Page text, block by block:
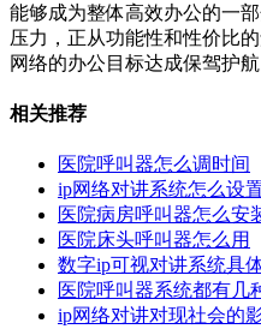
能够成为整体高效办公的一
压力，正从功能性和性价比
网络的办公目标达成保驾护航
相关推荐
医院呼叫器怎么调时间
ip网络对讲系统怎么设
医院病房呼叫器怎么安
医院床头呼叫器怎么用
数字ip可视对讲系统具
医院呼叫器系统都有几
ip网络对讲对现社会的